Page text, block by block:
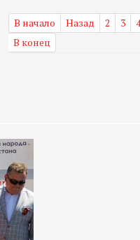
В начало Назад 2 3
4
В конец